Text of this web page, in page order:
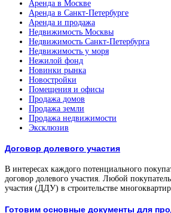
Аренда в Москве
Аренда в Санкт-Петербурге
Аренда и продажа
Недвижимость Москвы
Недвижимость Санкт-Петербурга
Недвижимость у моря
Нежилой фонд
Новинки рынка
Новостройки
Помещения и офисы
Продажа домов
Продажа земли
Продажа недвижимости
Эксклюзив
Договор долевого участия
В интересах каждого потенциального
договор долевого участия. Любой
участия (ДДУ) в строительстве
Готовим основные документы для